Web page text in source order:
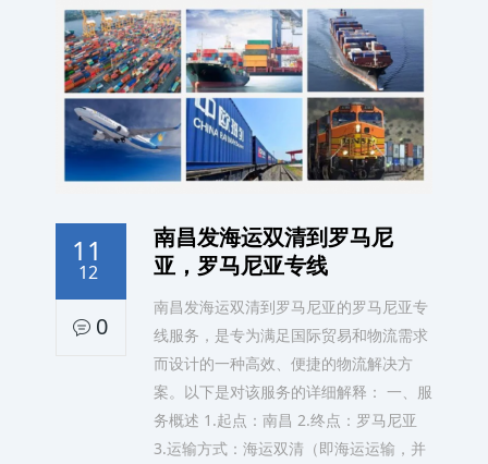
11
12
0
南昌发海运双清到罗马尼
亚，罗马尼亚专线
南昌发海运双清到罗马尼亚的罗马尼亚专
线服务，是专为满足国际贸易和物流需求
而设计的一种高效、便捷的物流解决方
案。以下是对该服务的详细解释： 一、服
务概述 1.起点：南昌 2.终点：罗马尼亚
3.运输方式：海运双清（即海运运输，并